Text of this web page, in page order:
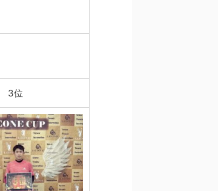
3位